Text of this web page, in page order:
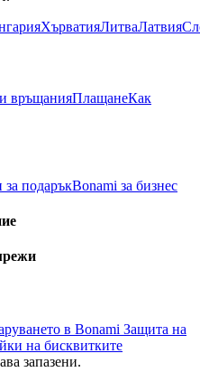
ХърватияЛитваЛатвия
връщанияПлащанеКак
за подаръкBonami за бизнес
в Bonami Защита на
на бисквитките
запазени.